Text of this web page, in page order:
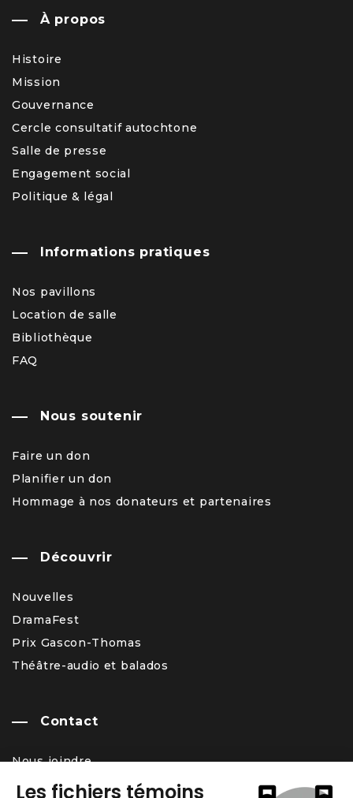
À propos
Histoire
Mission
Gouvernance
Cercle consultatif autochtone
Salle de presse
Engagement social
Politique & légal
Informations pratiques
Nos pavillons
Location de salle
Bibliothèque
FAQ
Nous soutenir
Faire un don
Planifier un don
Hommage à nos donateurs et partenaires
Découvrir
Nouvelles
DramaFest
Prix Gascon-Thomas
Théâtre-audio et balados
Contact
Nous joindre
Équipe